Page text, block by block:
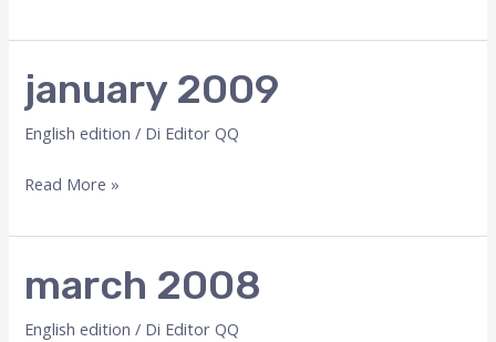
january 2009
English edition / Di Editor QQ
january
Read More »
march 2008
English edition / Di Editor QQ